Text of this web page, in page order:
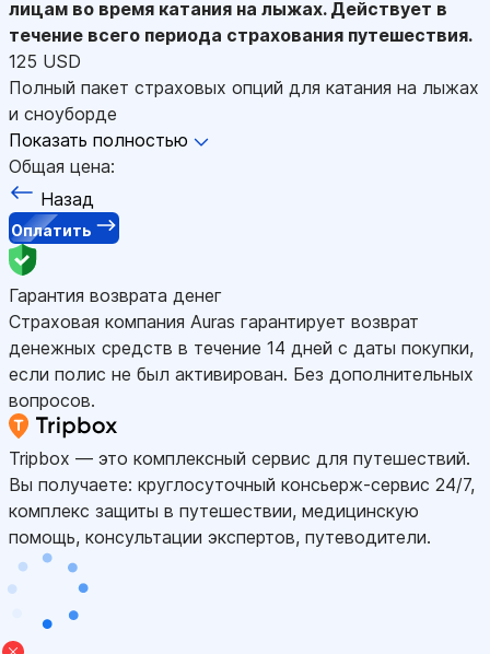
лицам во время катания на лыжах. Действует в
течение всего периода страхования путешествия.
125 USD
Полный пакет страховых опций для катания на лыжах
и сноуборде
Показать полностью
Общая цена:
Назад
Оплатить
Гарантия возврата денег
Страховая компания Auras гарантирует возврат
денежных средств в течение 14 дней с даты покупки,
если полис не был активирован. Без дополнительных
вопросов.
Tripbox — это комплексный сервис для путешествий.
Вы получаете: круглосуточный консьерж-сервис 24/7,
комплекс защиты в путешествии, медицинскую
помощь, консультации экспертов, путеводители.